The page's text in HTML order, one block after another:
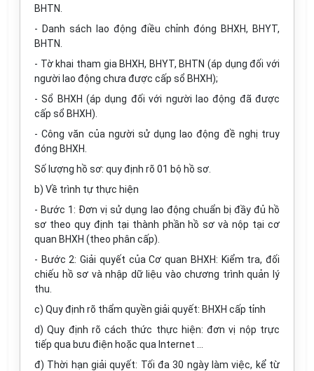
BHTN.
- Danh sách lao động điều chỉnh đóng BHXH, BHYT,
BHTN.
- Tờ khai tham gia BHXH, BHYT, BHTN (áp dụng đối với
người lao động chưa được cấp sổ BHXH);
- Sổ BHXH (áp dụng đối với người lao động đã được
cấp sổ BHXH).
- Công văn của người sử dụng lao động đề nghị truy
đóng BHXH.
Số lượng hồ sơ: quy định rõ 01 bộ hồ sơ.
b) Về trình tự thực hiện
- Bước 1: Đơn vị sử dụng lao động chuẩn bị đầy đủ hồ
sơ theo quy định tại thành phần hồ sơ và nộp tại cơ
quan BHXH (theo phân cấp).
- Bước 2: Giải quyết của Cơ quan BHXH: Kiểm tra, đối
chiếu hồ sơ và nhập dữ liệu vào chương trình quản lý
thu.
c) Quy định rõ thẩm quyền giải quyết: BHXH cấp tỉnh
d) Quy định rõ cách thức thực hiện: đơn vị nộp trực
tiếp qua bưu điện hoặc qua Internet …
đ) Thời hạn giải quyết: Tối đa 30 ngày làm việc, kể từ